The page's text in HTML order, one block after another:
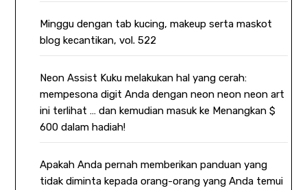
Minggu dengan tab kucing, makeup serta maskot
blog kecantikan, vol. 522
Neon Assist Kuku melakukan hal yang cerah:
mempesona digit Anda dengan neon neon neon art
ini terlihat … dan kemudian masuk ke Menangkan $
600 dalam hadiah!
Apakah Anda pernah memberikan panduan yang
tidak diminta kepada orang-orang yang Anda temui